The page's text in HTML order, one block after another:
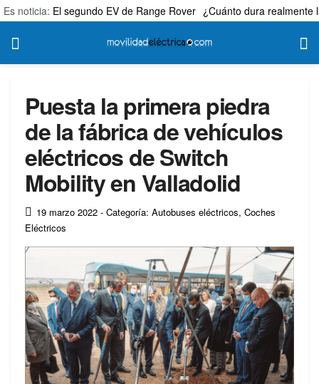
Es noticia: El segundo EV de Range Rover ¿Cuánto dura realmente
Puesta la primera piedra
de la fábrica de vehículos
eléctricos de Switch
Mobility en Valladolid
19 marzo 2022 - Categoría: Autobuses eléctricos, Coches
Eléctricos